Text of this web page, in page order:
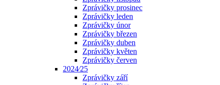
Zprávičky prosinec
Zprávičky leden
Zprávičky únor
Zprávičky březen
Zprávičky duben
Zprávičky květen
Zprávičky červen
2024⁄25
Zprávičky září